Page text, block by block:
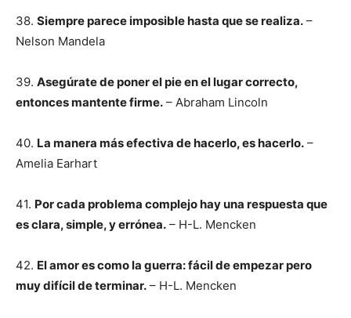
38. Siempre parece imposible hasta que se realiza. –
Nelson Mandela
39. Asegúrate de poner el pie en el lugar correcto,
entonces mantente firme. – Abraham Lincoln
40. La manera más efectiva de hacerlo, es hacerlo. –
Amelia Earhart
41. Por cada problema complejo hay una respuesta que
es clara, simple, y errónea. – H-L. Mencken
42. El amor es como la guerra: fácil de empezar pero
muy difícil de terminar. – H-L. Mencken